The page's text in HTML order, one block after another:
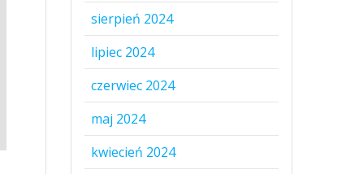
sierpień 2024
lipiec 2024
czerwiec 2024
maj 2024
kwiecień 2024